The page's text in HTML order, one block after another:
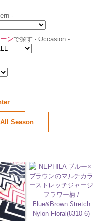
-
ンで探す - Occasion -
All Season